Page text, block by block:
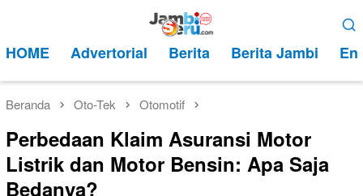
kontenMobile
HOME Advertorial Berita Berita Jambi
Beranda Oto-Tek Otomotif
Perbedaan Klaim Asuransi Motor
Listrik dan Motor Bensin: Apa Saja
Bedanya?